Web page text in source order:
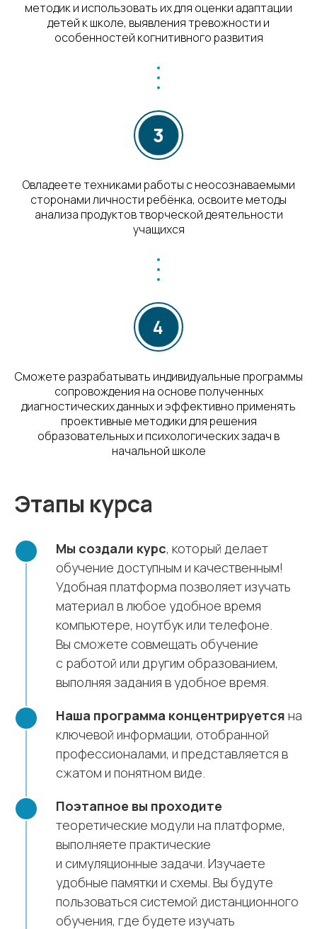
методик и использовать их для оценки адаптации
детей к школе, выявления тревожности и
особенностей когнитивного развития
Овладеете техниками работы с неосознаваемыми
сторонами личности ребёнка, освоите методы
анализа продуктов творческой деятельности
учащихся
Сможете разрабатывать индивидуальные программы
сопровождения на основе полученных
диагностических данных и эффективно применять
проективные методики для решения
образовательных и психологических задач в
начальной школе
Этапы курса
Мы создали курс, который делает
обучение доступным и качественным!
Удобная платформа позволяет изучать
материал в любое удобное время
компьютере, ноутбук или телефоне.
Вы сможете совмещать обучение
с работой или другим образованием,
выполняя задания в удобное время.
Наша программа концентрируется на
ключевой информации, отобранной
профессионалами, и представляется в
сжатом и понятном виде.
Поэтапное вы проходите
теоретические модули на платформе,
выполняете практические
и симуляционные задачи. Изучаете
удобные памятки и схемы. Вы будуте
пользоваться системой дистанционного
обучения, где будете изучать